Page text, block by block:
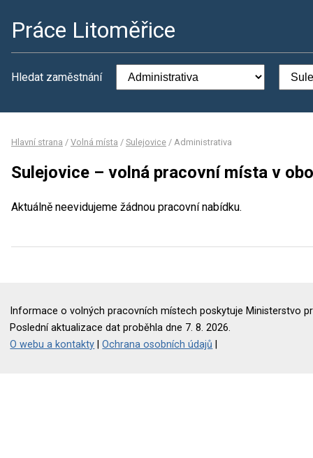
Práce Litoměřice
Hledat zaměstnání
Hlavní strana / Volná místa / Sulejovice / Administrativa
Sulejovice – volná pracovní místa v
Aktuálně neevidujeme žádnou pracovní nabídku.
Informace o volných pracovních místech poskytuje Ministerstvo
Poslední aktualizace dat proběhla dne 7. 8. 2026.
O webu a kontakty |Ochrana osobních údajů